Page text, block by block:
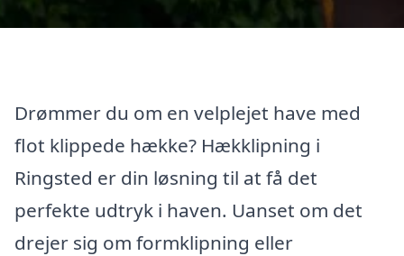
Drømmer du om en velplejet have med
flot klippede hække? Hækklipning i
Ringsted er din løsning til at få det
perfekte udtryk i haven. Uanset om det
drejer sig om formklipning eller